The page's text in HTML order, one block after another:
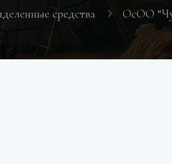
средства ОсОО